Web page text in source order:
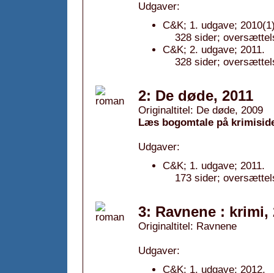
Udgaver:
C&K; 1. udgave;
328 sider;
C&K; 2. udgave; 2011.
328 sider;
2: De døde, 2011
Originaltitel: De døde, 2009
Læs bogomtale på
Udgaver:
C&K; 1. udgave; 2011.
173 sider;
3: Ravnene : krimi,
Originaltitel: Ravnene
Udgaver:
C&K; 1. udgave; 2012.